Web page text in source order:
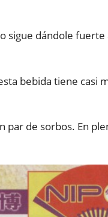
sigue dándole
bebida tiene casi
par de sorbos. En